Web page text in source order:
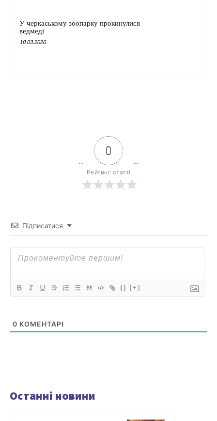
У черкаському зоопарку прокинулися
ведмеді
10.03.2026
0
Рейтинг статті
Підписатися
{} [+]
0 КОМЕНТАРІ
Останні новини